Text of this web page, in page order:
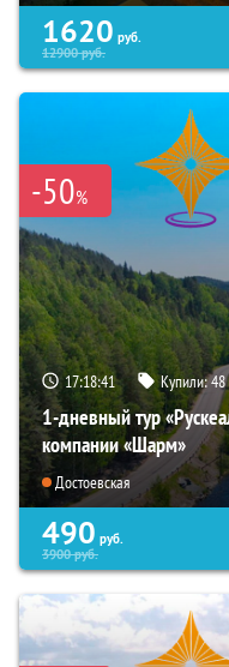
1620 руб.
12900руб.
-50%
17:18:40 Купили:48
1-дневный тур
компании «Шарм»
Достоевская
490 руб.
3900руб.